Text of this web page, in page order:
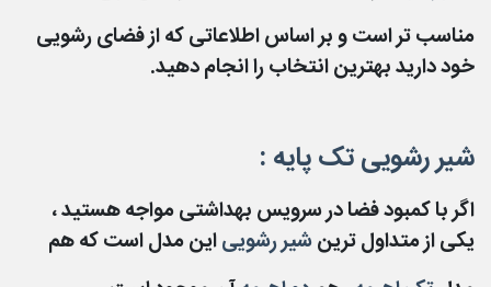
مناسب تر است و بر اساس اطلاعاتی که از فضای رشویی
خود دارید بهترین انتخاب را انجام دهید.
شیر رشویی تک پایه :
اگر با کمبود فضا در سرویس بهداشتی مواجه هستید ،
یکی از متداول ترینشیر رشوییاین مدل است که هم